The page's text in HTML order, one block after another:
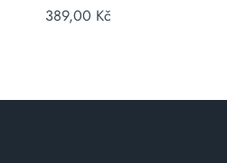
389,00 Kč